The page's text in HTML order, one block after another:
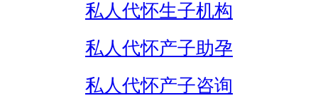
私人代怀生子机构
私人代怀产子助孕
私人代怀产子咨询